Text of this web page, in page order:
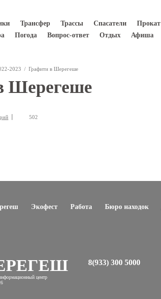
Трансфер Трассы Спасатели Прокат
Погода Вопрос-ответ Отдых Афиша
2023 / Графити в Шерегеше
Шерегеше
502
Экофест Работа Бюро находок
центр
8(933) 300 5000